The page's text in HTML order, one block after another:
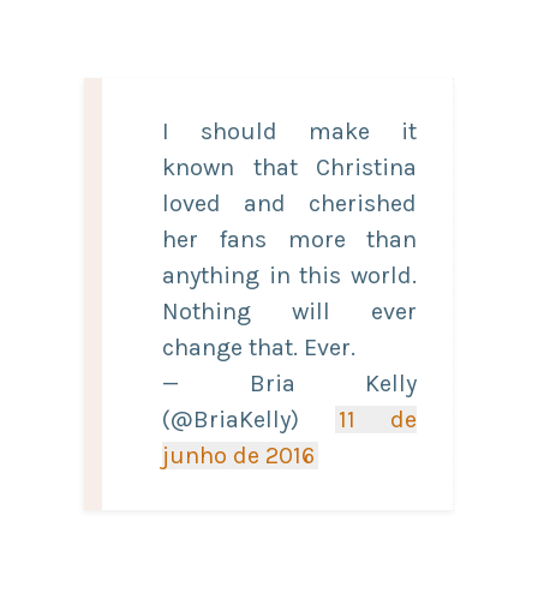
I should make it
known that Christina
loved and cherished
her fans more than
anything in this world.
Nothing will ever
change that. Ever.
— Bria Kelly
(@BriaKelly)
11 de
junho de 2016